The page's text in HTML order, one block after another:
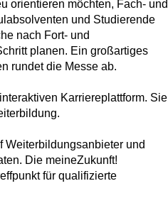
orientieren möchten, Fach- und
und Studierende
nach Fort- und
planen. Ein großartiges
rundet die Messe ab.
Karriereplattform. Sie
Weiterbildungsanbieter und
Die meineZukunft!
für qualifizierte